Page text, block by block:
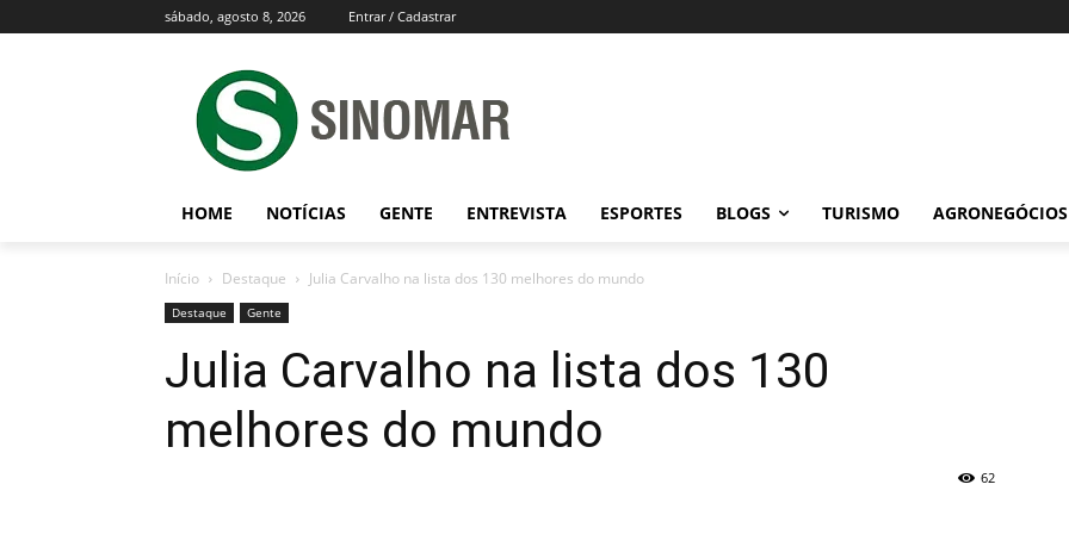
sábado, agosto 8, 2026 Entrar / Cadastrar
HOME NOTÍCIAS GENTE ENTREVISTA ESPORTES BLOGS TURISMO AGRONEGÓCIOS
Início Destaque Julia Carvalho na lista dos 130 melhores do mundo
Destaque Gente
Julia Carvalho na lista dos 130
melhores do mundo
62